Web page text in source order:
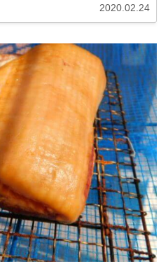
2020.02.24